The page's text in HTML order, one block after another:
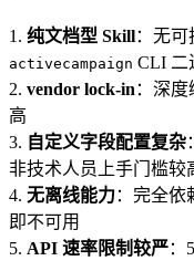
1. 纯文档型 Skill：无
activecampaign CLI 二
2. vendor lock-in ：深度
高
3. 自定义字段配置复杂
非技术人员上手门槛较
4. 无离线能力：完全依
即不可用
5. API 速率限制较严：